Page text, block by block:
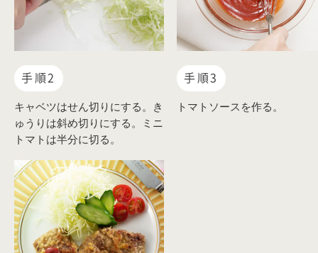
手順2
キャベツはせん切りにする。き
ゅうりは斜め切りにする。ミニ
トマトは半分に切る。
手順3
トマトソースを作る。